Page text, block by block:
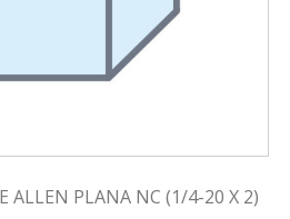
ALLEN PLANA NC (1/4-20 X 2)